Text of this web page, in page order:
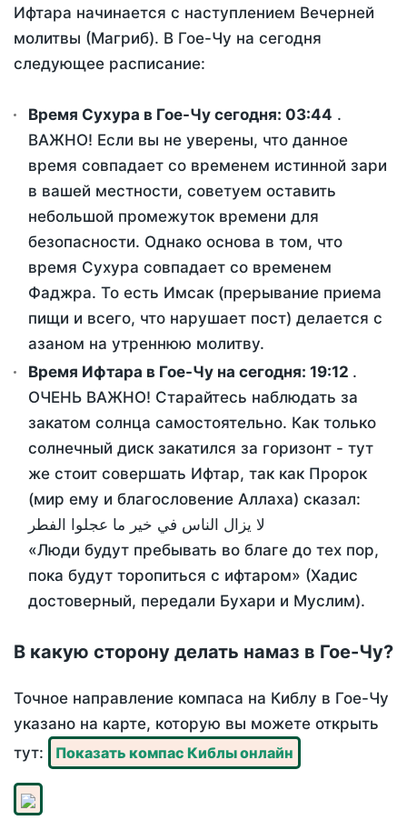
Ифтара начинается с наступлением Вечерней
молитвы (Магриб). В Гое-Чу на сегодня
следующее расписание:
Время Сухура в Гое-Чу сегодня: 03:44 .
ВАЖНО! Если вы не уверены, что данное
время совпадает со временем истинной зари
в вашей местности, советуем оставить
небольшой промежуток времени для
безопасности. Однако основа в том, что
время Сухура совпадает со временем
Фаджра. То есть Имсак (прерывание приема
пищи и всего, что нарушает пост) делается с
азаном на утреннюю молитву.
Время Ифтара в Гое-Чу на сегодня: 19:12 .
ОЧЕНЬ ВАЖНО! Старайтесь наблюдать за
закатом солнца самостоятельно. Как только
солнечный диск закатился за горизонт - тут
же стоит совершать Ифтар, так как Пророк
(мир ему и благословение Аллаха) сказал:
لا يزال الناس في خير ما عجلوا الفطر
«Люди будут пребывать во благе до тех пор,
пока будут торопиться с ифтаром» (Хадис
достоверный, передали Бухари и Муслим).
В какую сторону делать намаз в Гое-Чу?
Точное направление компаса на Киблу в Гое-Чу
указано на карте, которую вы можете открыть
тут:
Показать компас Киблы онлайн